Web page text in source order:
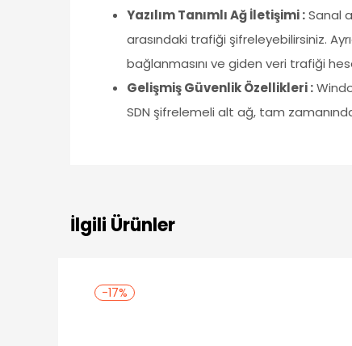
Yazılım Tanımlı Ağ İletişimi :Sanal
arasındaki trafiği şifreleyebilirsiniz.
bağlanmasını ve giden veri trafiği
Gelişmiş Güvenlik Özellikleri :
SDN şifrelemeli alt ağ, tam
İlgili Ürünler
-17%